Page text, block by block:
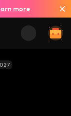
more